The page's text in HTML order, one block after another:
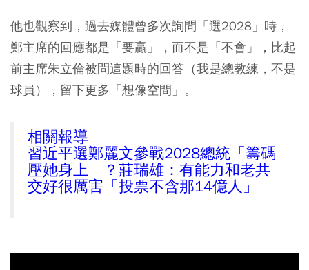
他也觀察到，過去媒體曾多次詢問「選2028」時，
鄭主席的回應都是「要贏」，而不是「不會」，比起
前主席朱立倫被問這題時的回答（我是總教練，不是
球員），留下更多「想像空間」。
相關報導
習近平選鄭麗文參戰2028總統「籌碼
壓她身上」？莊瑞雄：有能力和老共
交好很厲害「投票不含那14億人」